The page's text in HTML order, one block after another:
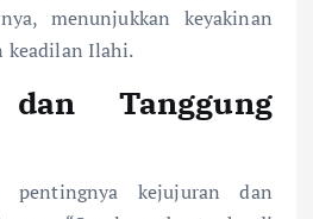
menunjukkan keyakinan
keadilan Ilahi.
dan Tanggung
pentingnya kejujuran dan